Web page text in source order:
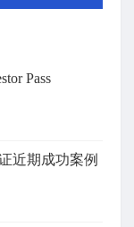
Pass
近期成功案例